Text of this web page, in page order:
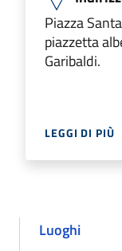
Piazza
piazzetta
Garibaldi.
LEGGI DI PIÙ
Luoghi